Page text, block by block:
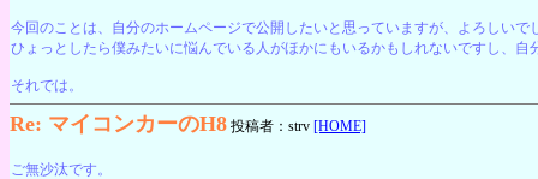
今回のことは、自分のホームページで公開したいと思っていますが、よろしいで
ひょっとしたら僕みたいに悩んでいる人がほかにもいるかもしれないですし、
それでは。
Re: マイコンカーのH8 投稿者：strv [HOME]
ご無沙汰です。